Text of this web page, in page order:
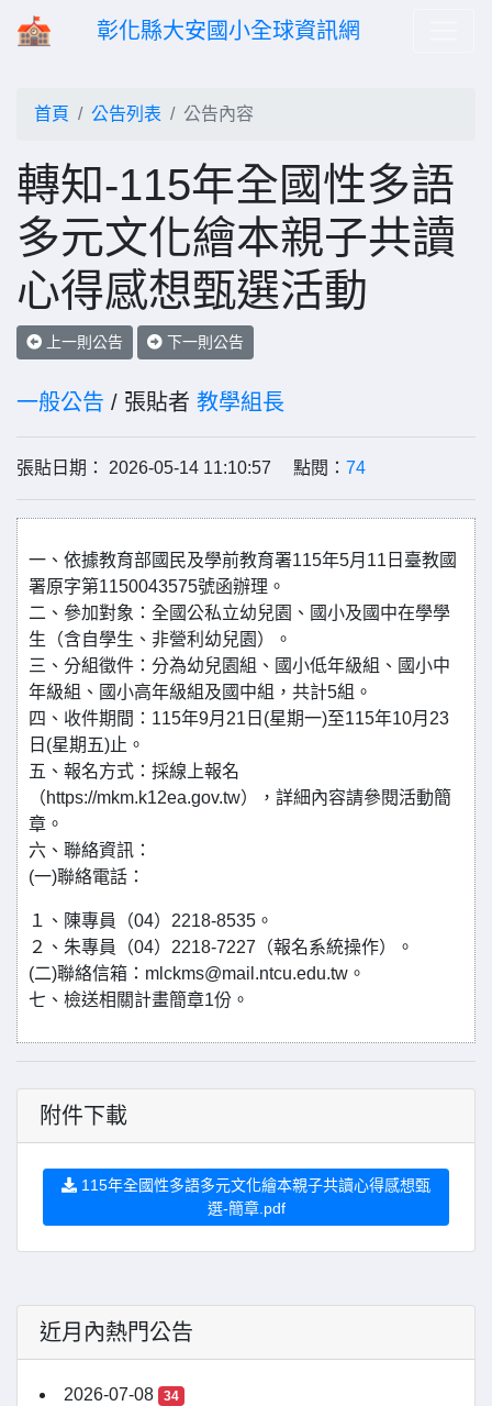
彰化縣大安國小全球資訊網
首頁 公告列表 公告內容
轉知-115年全國性多語
多元文化繪本親子共讀
心得感想甄選活動
上一則公告 下一則公告
一般公告 / 張貼者 教學組長
張貼日期： 2026-05-14 11:10:57 點閱： 74
一、依據教育部國民及學前教育署115年5月11日臺教國
署原字第1150043575號函辦理。
二、參加對象：全國公私立幼兒園、國小及國中在學學
生（含自學生、非營利幼兒園）。
三、分組徵件：分為幼兒園組、國小低年級組、國小中
年級組、國小高年級組及國中組，共計5組。
四、收件期間：115年9月21日(星期一)至115年10月23
日(星期五)止。
五、報名方式：採線上報名
（https://mkm.k12ea.gov.tw），詳細內容請參閱活動簡
章。
六、聯絡資訊：
(一)聯絡電話：
１、陳專員（04）2218-8535。
２、朱專員（04）2218-7227（報名系統操作）。
(二)聯絡信箱：mlckms@mail.ntcu.edu.tw。
七、檢送相關計畫簡章1份。
附件下載
115年全國性多語多元文化繪本親子共讀心得感想甄
選-簡章.pdf
近月內熱門公告
2026-07-08 34